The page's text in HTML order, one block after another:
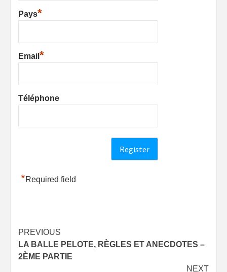
Pays*
Email *
Téléphone
*Required field
Post
navigation
PREVIOUS
LA BALLE PELOTE, RÈGLES ET ANECDOTES –
2ÈME PARTIE
NEXT